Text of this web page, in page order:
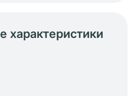
характеристики